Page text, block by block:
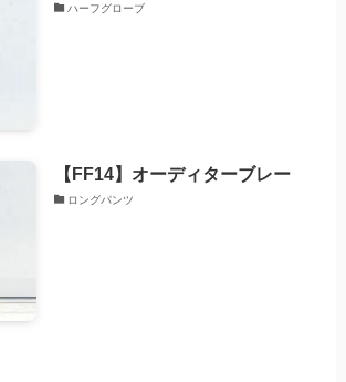
ハーフグローブ
【FF14】オーディターブレー
ロングパンツ